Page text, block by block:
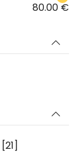
80.00 €
[21]